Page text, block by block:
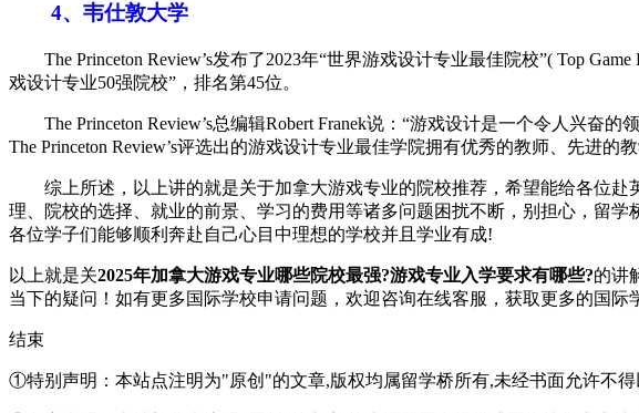
4、韦仕敦大学
The Princeton Review’s发布了2023年“世界游戏设计专业最佳院校”( Top
戏设计专业50强院校”，排名第45位。
The Princeton Review’s总编辑Robert Franek说：“游戏设计是一个令人兴奋
The Princeton Review’s评选出的游戏设计专业最佳学院拥有优秀的教师、先进
综上所述，以上讲的就是关于加拿大游戏专业的院校推荐，希望能给各位赴
理、院校的选择、就业的前景、学习的费用等诸多问题困扰不断，别担心，留
各位学子们能够顺利奔赴自己心目中理想的学校并且学业有成!
以上就是关2025年加拿大游戏专业哪些院校最强?游戏专业入学要求有哪些?的讲
当下的疑问！如有更多国际学校申请问题，欢迎咨询在线客服 ，获取更多的国际
结束
①特别声明：本站点注明为"原创"的文章,版权均属留学桥所有,未经书面允许不得